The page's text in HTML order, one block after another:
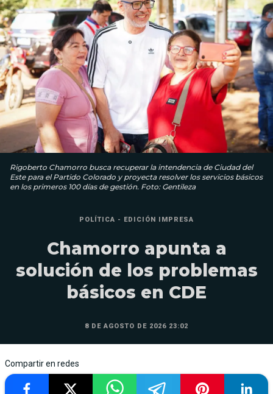
Rigoberto Chamorro busca recuperar la intendencia de Ciudad del
Este para el Partido Colorado y proyecta resolver los servicios básicos
en los primeros 100 días de gestión. Foto: Gentileza
POLÍTICA - EDICIÓN IMPRESA
Chamorro apunta a
solución de los problemas
básicos en CDE
8 DE AGOSTO DE 2026 23:02
Compartir en redes